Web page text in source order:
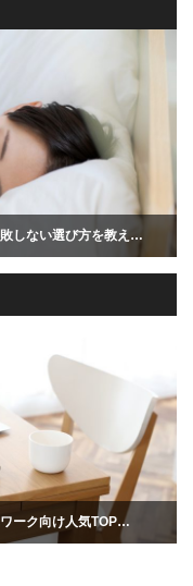
しない選び方を教え…
ーク向け人気TOP…